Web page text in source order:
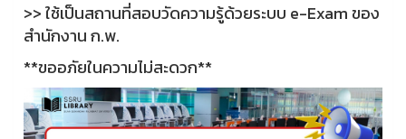
>> ใช้เป็นสถานที่สอบวัดความรู้ด้วยระบบ e-Exam ของ
สำนักงาน ก.พ.
**ขออภัยในความไม่สะดวก**